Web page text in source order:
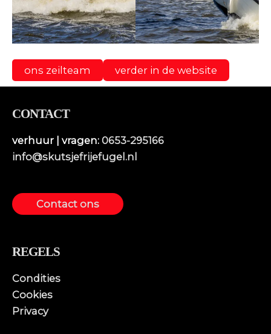
ons zeilteam verder in de website
CONTACT
verhuur | vragen: 0653-295166
info@skutsjefrijefugel.nl
Contact ons
REGELS
Condities
Cookies
Privacy